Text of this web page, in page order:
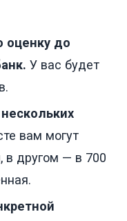
оценку до
У вас будет
вам могут
в другом — в 700